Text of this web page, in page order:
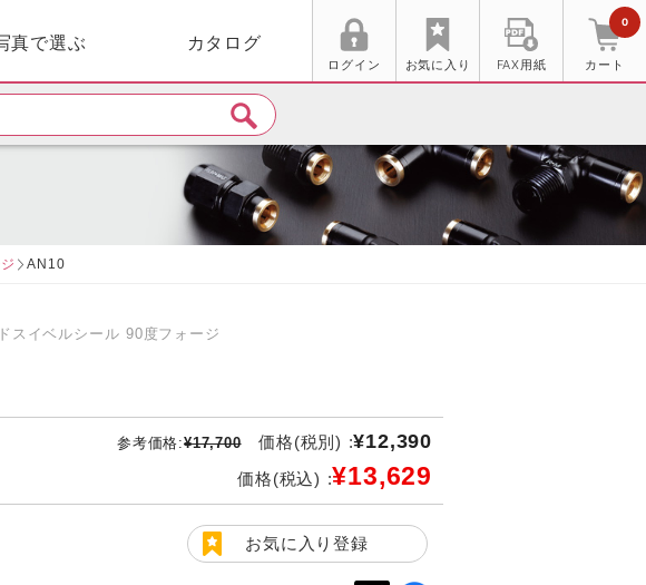
真で選ぶ カタログ
ログイン お気に入り FAX用紙 カート
0
AN10
スイベルシール 90度フォージ
参考価格:¥17,700 価格(税別) :¥12,390
価格(税込) :¥13,629
お気に入り登録